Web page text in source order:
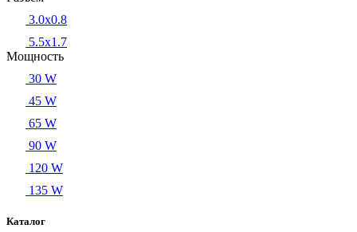
3.0x0.8
5.5х1.7
Мощность
30 W
45 W
65 W
90 W
120 W
135 W
Каталог